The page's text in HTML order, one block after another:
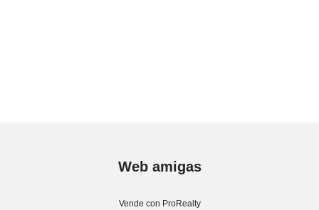
Web amigas
Vende con ProRealty